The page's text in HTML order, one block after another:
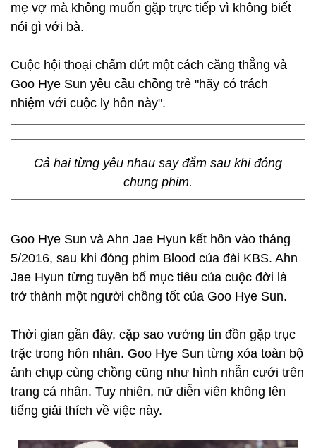
mẹ vợ mà không muốn gặp trực tiếp vì không biết
nói gì với bà.
Cuộc hội thoại chấm dứt một cách căng thẳng và
Goo Hye Sun yêu cầu chồng trẻ "hãy có trách
nhiệm với cuộc ly hôn này".
Cả hai từng yêu nhau say đắm sau khi đóng
chung phim.
Goo Hye Sun và Ahn Jae Hyun kết hôn vào tháng
5/2016, sau khi đóng phim Blood của đài KBS. Ahn
Jae Hyun từng tuyên bố mục tiêu của cuộc đời là
trở thành một người chồng tốt của Goo Hye Sun.
Thời gian gần đây, cặp sao vướng tin đồn gặp trục
trặc trong hôn nhân. Goo Hye Sun từng xóa toàn bộ
ảnh chụp cùng chồng cũng như hình nhẫn cưới trên
trang cá nhân. Tuy nhiên, nữ diễn viên không lên
tiếng giải thích về việc này.